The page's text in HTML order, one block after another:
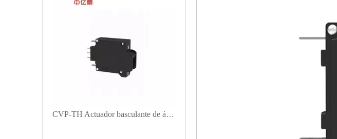
CVP-TH Actuador basculante de ángulo de disyuntor magnético hidráulico con interruptor auxiliar de protección y lengüeta (QC250) 1P